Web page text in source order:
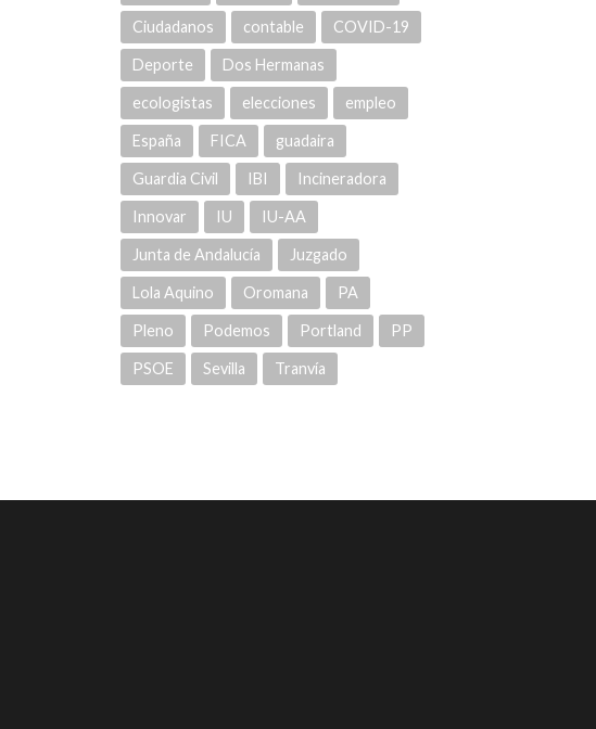
Ciudadanos contable COVID-19
Deporte Dos Hermanas
ecologistas elecciones empleo
España FICA guadaira
Guardia Civil IBI Incineradora
Innovar IU IU-AA
Junta de Andalucía Juzgado
Lola Aquino Oromana PA
Pleno Podemos Portland PP
PSOE Sevilla Tranvía